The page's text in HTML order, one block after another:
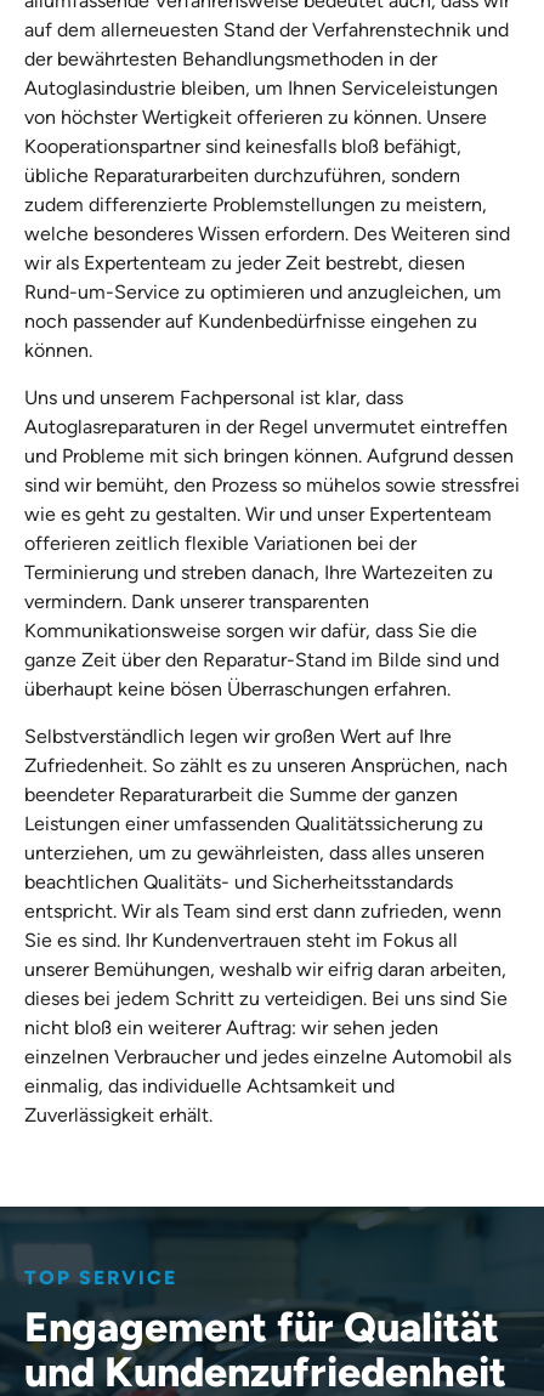
auf dem allerneuesten Stand der Verfahrenstechnik und
der bewährtesten Behandlungsmethoden in der
Autoglasindustrie bleiben, um Ihnen Serviceleistungen
von höchster Wertigkeit offerieren zu können. Unsere
Kooperationspartner sind keinesfalls bloß befähigt,
übliche Reparaturarbeiten durchzuführen, sondern
zudem differenzierte Problemstellungen zu meistern,
welche besonderes Wissen erfordern. Des Weiteren sind
wir als Expertenteam zu jeder Zeit bestrebt, diesen
Rund-um-Service zu optimieren und anzugleichen, um
noch passender auf Kundenbedürfnisse eingehen zu
können.
Uns und unserem Fachpersonal ist klar, dass
Autoglasreparaturen in der Regel unvermutet eintreffen
und Probleme mit sich bringen können. Aufgrund dessen
sind wir bemüht, den Prozess so mühelos sowie stressfrei
wie es geht zu gestalten. Wir und unser Expertenteam
offerieren zeitlich flexible Variationen bei der
Terminierung und streben danach, Ihre Wartezeiten zu
vermindern. Dank unserer transparenten
Kommunikationsweise sorgen wir dafür, dass Sie die
ganze Zeit über den Reparatur-Stand im Bilde sind und
überhaupt keine bösen Überraschungen erfahren.
Selbstverständlich legen wir großen Wert auf Ihre
Zufriedenheit. So zählt es zu unseren Ansprüchen, nach
beendeter Reparaturarbeit die Summe der ganzen
Leistungen einer umfassenden Qualitätssicherung zu
unterziehen, um zu gewährleisten, dass alles unseren
beachtlichen Qualitäts- und Sicherheitsstandards
entspricht. Wir als Team sind erst dann zufrieden, wenn
Sie es sind. Ihr Kundenvertrauen steht im Fokus all
unserer Bemühungen, weshalb wir eifrig daran arbeiten,
dieses bei jedem Schritt zu verteidigen. Bei uns sind Sie
nicht bloß ein weiterer Auftrag: wir sehen jeden
einzelnen Verbraucher und jedes einzelne Automobil als
einmalig, das individuelle Achtsamkeit und
Zuverlässigkeit erhält.
TOP SERVICE
Engagement für Qualität
und Kundenzufriedenheit